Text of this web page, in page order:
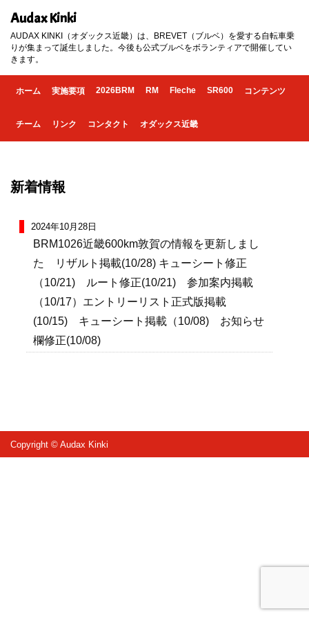
Audax Kinki
AUDAX KINKI（オダックス近畿）は、BREVET（ブルベ）を愛する自転車乗
りが集まって誕生しました。今後も公式ブルベをボランティアで開催してい
きます。
ホーム 実施要項 2026BRM RM Fleche SR600 コンテンツ
チーム リンク コンタクト オダックス近畿
新着情報
2024年10月28日
BRM1026近畿600km敦賀の情報を更新しまし
た リザルト掲載(10/28) キューシート修正
（10/21) ルート修正(10/21) 参加案内掲載
（10/17）エントリーリスト正式版掲載
(10/15) キューシート掲載（10/08) お知らせ
欄修正(10/08)
Copyright © Audax Kinki